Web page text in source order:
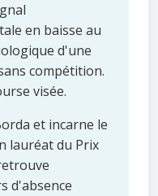
en baisse au
d'une
compétition.
visée.
et incarne le
lauréat du Prix
d'absence